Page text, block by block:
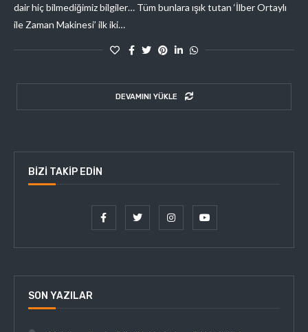
dair hiç bilmediğimiz bilgiler… Tüm bunlara ışık tutan ‘İlber Ortaylı
ile Zaman Makinesi’ ilk iki…
DEVAMINI YÜKLE
BIZI TAKIP EDIN
SON YAZILAR